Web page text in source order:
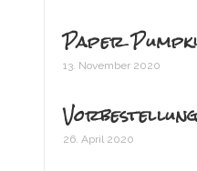
Paper
13. November 2020
26. April 2020